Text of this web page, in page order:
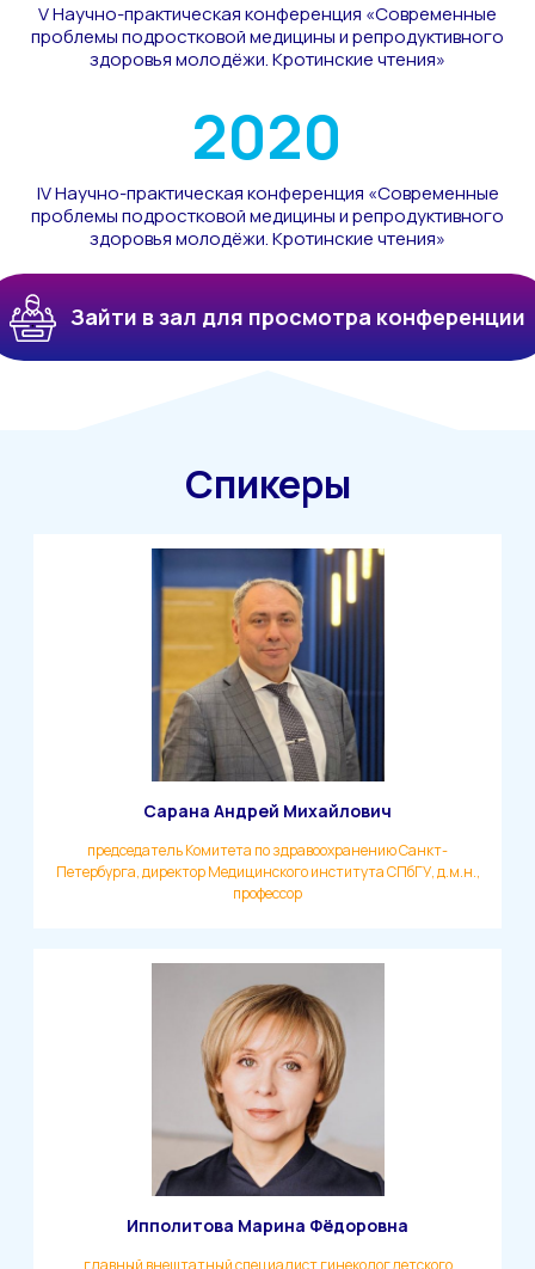
V Научно-практическая конференция «Современные
проблемы подростковой медицины и репродуктивного
здоровья молодёжи. Кротинские чтения»
2020
IV Научно-практическая конференция «Современные
проблемы подростковой медицины и репродуктивного
здоровья молодёжи. Кротинские чтения»
Зайти в зал для просмотра конференции
Спикеры
Сарана Андрей Михайлович
председатель Комитета по здравоохранению Санкт-
Петербурга, директор Медицинского института СПбГУ, д.м.н.,
профессор
Ипполитова Марина Фёдоровна